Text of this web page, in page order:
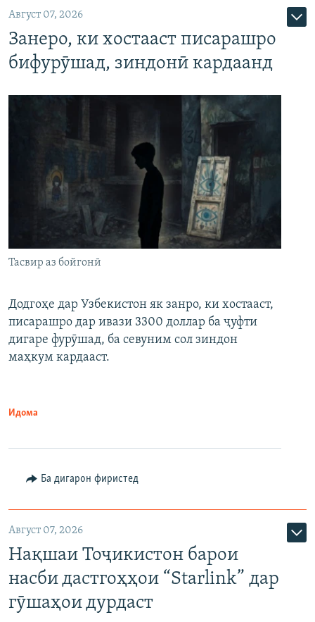
Август 07, 2026
Занеро, ки хостааст писарашро
бифурӯшад, зиндонӣ кардаанд
Тасвир аз бойгонӣ
Додгоҳе дар Узбекистон як занро, ки хостааст,
писарашро дар ивази 3300 доллар ба ҷуфти
дигаре фурӯшад, ба севуним сол зиндон
маҳкум кардааст.
Идома
Ба дигарон фиристед
Август 07, 2026
Нақшаи Тоҷикистон барои
насби дастгоҳҳои “Starlink” дар
гӯшаҳои дурдаст